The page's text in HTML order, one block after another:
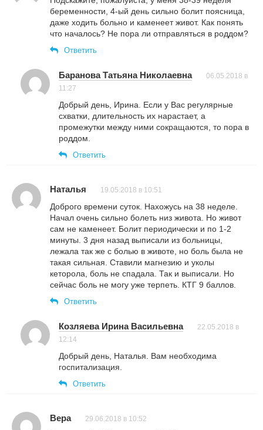
беременности, 4-ый день сильно болит поясница,
даже ходить больно и каменеет живот. Как понять
что началось? Не пора ли отправляться в роддом?
Ответить
Баранова Татьяна Николаевна
06.05.2018 в
11:27
Добрый день, Ирина. Если у Вас регулярные
схватки, длительность их нарастает, а
промежутки между ними сокращаются, то пора в
роддом.
Ответить
Наталья 19.05.2018 в 10:51
Доброго времени суток. Нахожусь на 38 неделе.
Начал очень сильно болеть низ живота. Но живот
сам не каменеет. Болит периодически и по 1-2
минуты. 3 дня назад выписали из больницы,
лежала так же с болью в животе, но боль была не
такая сильная. Ставили магнезию и уколы
кеторола, боль не спадала. Так и выписали. Но
сейчас боль не могу уже терпеть. КТГ 9 баллов.
Ответить
Козляева Ирина Васильевна
22.05.2018 в
12:14
Добрый день, Наталья. Вам необходима
госпитализация.
Ответить
Вера 29.06.2018 в 10:52